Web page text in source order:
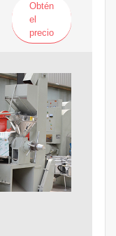
Obtén
el
precio